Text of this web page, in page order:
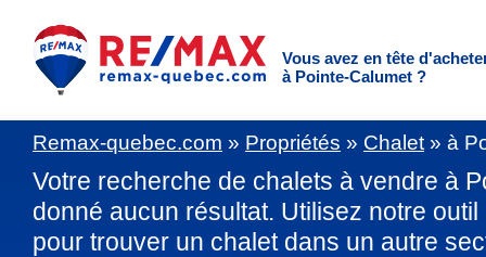
Vous avez en tête
à Pointe-Calumet ?
Remax-quebec.com » Propriétés » Chalet » à
Votre recherche de chalets à vendre à
donné aucun résultat. Utilisez notre
pour trouver un chalet dans un autre